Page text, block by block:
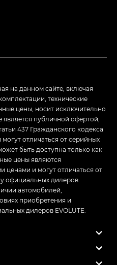
на данном сайте, включая
технические
цены, носит исключительно
публичной офертой,
437 Гражданского кодекса
отличаться от серийных
быть доступна только как
цены являются
и могут отличаться от
официальных дилеров.
автомобилей,
приобретения и
дилеров EVOLUTE.